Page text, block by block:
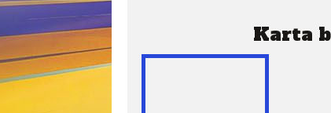
Karta